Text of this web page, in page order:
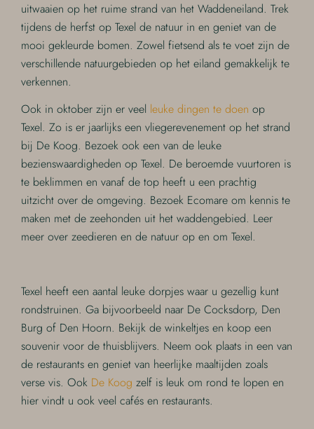
uitwaaien op het ruime strand van het Waddeneiland. Trek
tijdens de herfst op Texel de natuur in en geniet van de
mooi gekleurde bomen. Zowel fietsend als te voet zijn de
verschillende natuurgebieden op het eiland gemakkelijk te
verkennen.
Ook in oktober zijn er veel leuke dingen te doen op
Texel. Zo is er jaarlijks een vliegerevenement op het strand
bij De Koog. Bezoek ook een van de leuke
bezienswaardigheden op Texel. De beroemde vuurtoren is
te beklimmen en vanaf de top heeft u een prachtig
uitzicht over de omgeving. Bezoek Ecomare om kennis te
maken met de zeehonden uit het waddengebied. Leer
meer over zeedieren en de natuur op en om Texel.
Texel heeft een aantal leuke dorpjes waar u gezellig kunt
rondstruinen. Ga bijvoorbeeld naar De Cocksdorp, Den
Burg of Den Hoorn. Bekijk de winkeltjes en koop een
souvenir voor de thuisblijvers. Neem ook plaats in een van
de restaurants en geniet van heerlijke maaltijden zoals
verse vis. Ook De Koog zelf is leuk om rond te lopen en
hier vindt u ook veel cafés en restaurants.